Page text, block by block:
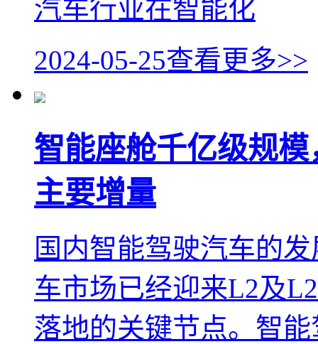
汽车行业在智能化
2024-05-25查看更多>>
智能座舱千亿级规
主要增量
国内智能驾驶汽车的
车市场已经迎来L2及
落地的关键节点。智